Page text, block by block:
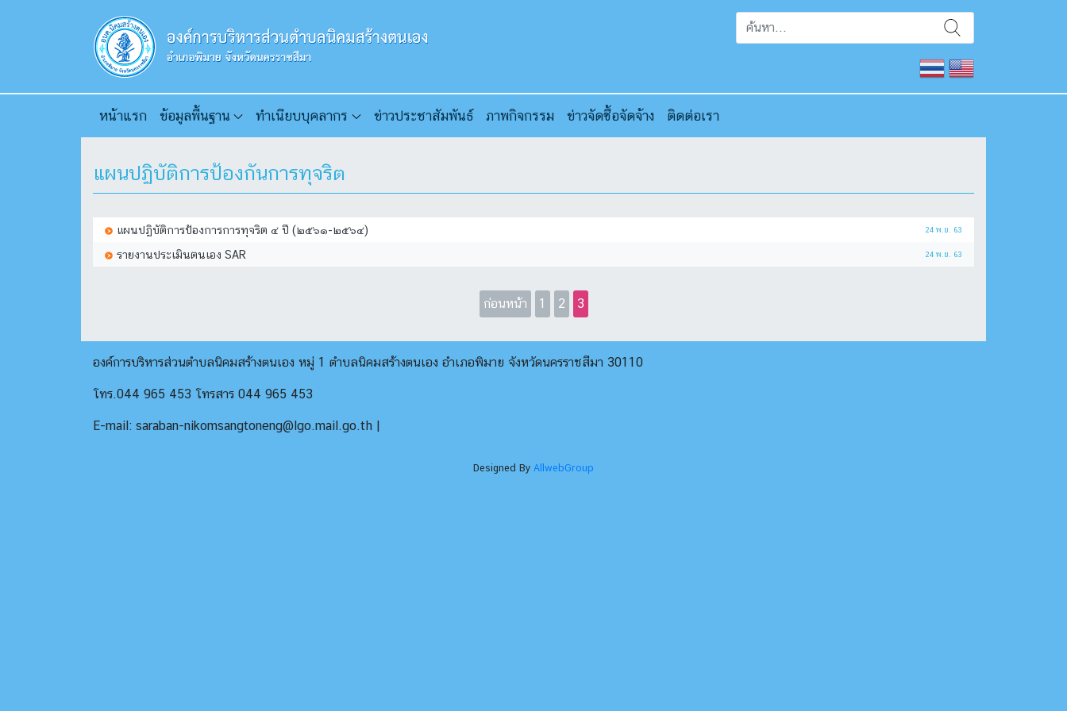
หน้าแรก ข้อมูลพื้นฐาน ทำเนียบบุคลากร ข่าวประชาสัมพันธ์ ภาพกิจกรรม ข่าวจัดซื้อจัดจ้าง ติดต่อเรา
แผนปฏิบัติการป้องกันการทุจริต
แผนปฏิบัติการป้องการการทุจริต ๔ ปี (๒๕๖๑-๒๕๖๔) 24 พ.ย. 63
รายงานประเมินตนเอง SAR 24 พ.ย. 63
ก่อนหน้า 1 2 3
องค์การบริหารส่วนตำบลนิคมสร้างตนเอง หมู่ 1 ตำบลนิคมสร้างตนเอง อำเภอพิมาย จังหวัดนครราชสีมา 30110
โทร.044 965 453 โทรสาร 044 965 453
E-mail: saraban-nikomsangtoneng@lgo.mail.go.th |
Designed By AllwebGroup